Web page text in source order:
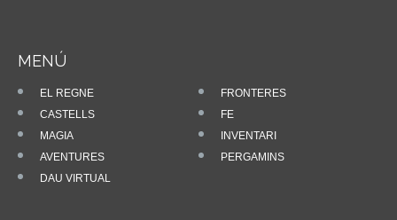
MENÚ
EL REGNE
FRONTERES
CASTELLS
FE
MAGIA
INVENTARI
AVENTURES
PERGAMINS
DAU VIRTUAL